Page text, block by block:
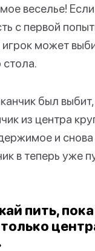
веселье!
с первой
может
стола.
был
из центра
и снова
в теперь уже
пить,